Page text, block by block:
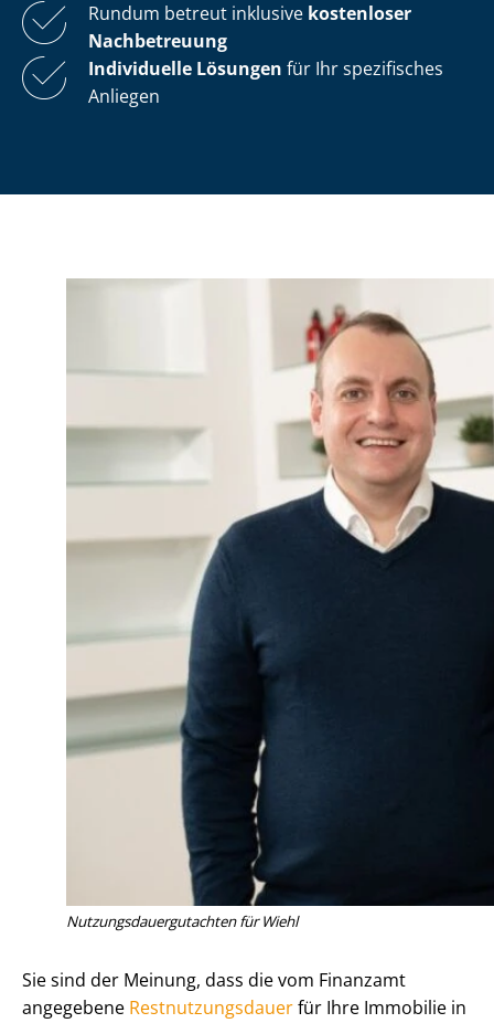
Rundum betreut inklusive kostenloser
Nachbetreuung
Individuelle Lösungen für Ihr spezifisches
Anliegen
Nut­zungs­dau­er­gut­ach­ten für Wiehl
Sie sind der Meinung, dass die vom Finanzamt
angegebene Rest­nut­zungs­dau­erfür Ihre Immobilie in